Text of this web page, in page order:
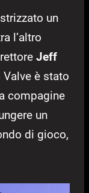
un
l’altro
Jeff
è stato
compagine
un
di gioco,